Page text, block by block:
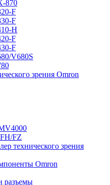
870
F
F
H
F
F
V680S
зрения Omron
FZ
технического зрения
Omron
разъемы